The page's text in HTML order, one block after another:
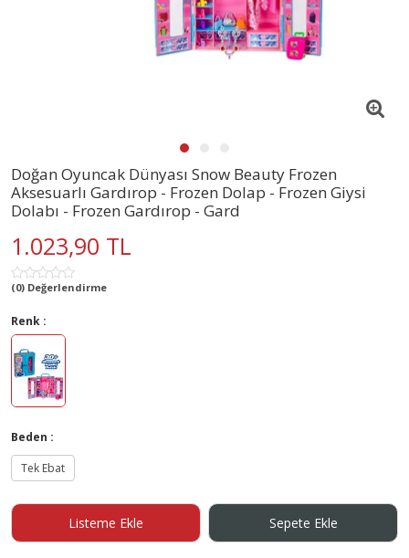
Doğan Oyuncak Dünyası Snow Beauty Frozen
Aksesuarlı Gardırop - Frozen Dolap - Frozen Giysi
Dolabı - Frozen Gardırop - Gard
1.023,90 TL
(0) Değerlendirme
Renk :
Beden :
Tek Ebat
Listeme Ekle Sepete Ekle